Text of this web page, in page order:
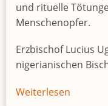
und rituelle
Menschenopfer.
Erzbischof Lucius
nigerianischen
Weiterlesen